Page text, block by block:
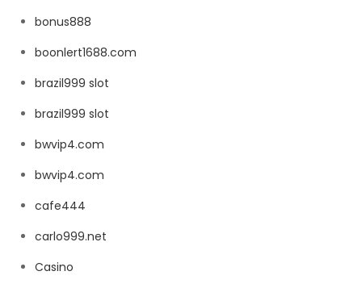
bonus888
boonlert1688.com
brazil999 slot
brazil999 slot
bwvip4.com
bwvip4.com
cafe444
carlo999.net
Casino